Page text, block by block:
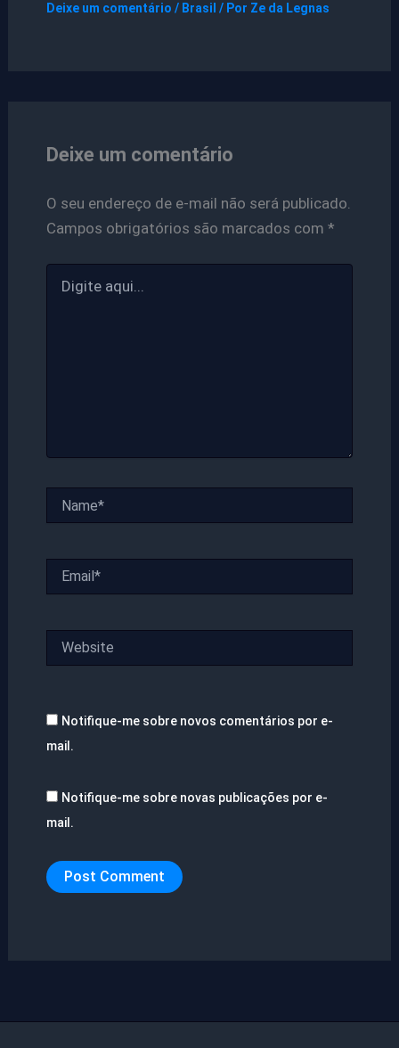
Deixe um comentário / Brasil / Por Ze da Legnas
Deixe um comentário
O seu endereço de e-mail não será publicado.
Campos obrigatórios são marcados com *
aqui...
Notifique-me sobre novos comentários por e-
mail.
Notifique-me sobre novas publicações por e-
mail.